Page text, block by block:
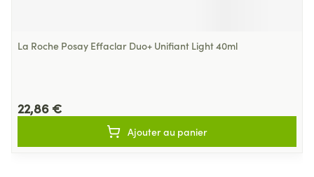
La Roche Posay Effaclar Duo+ Unifiant Light 40ml
22,86 €
Ajouter au panier